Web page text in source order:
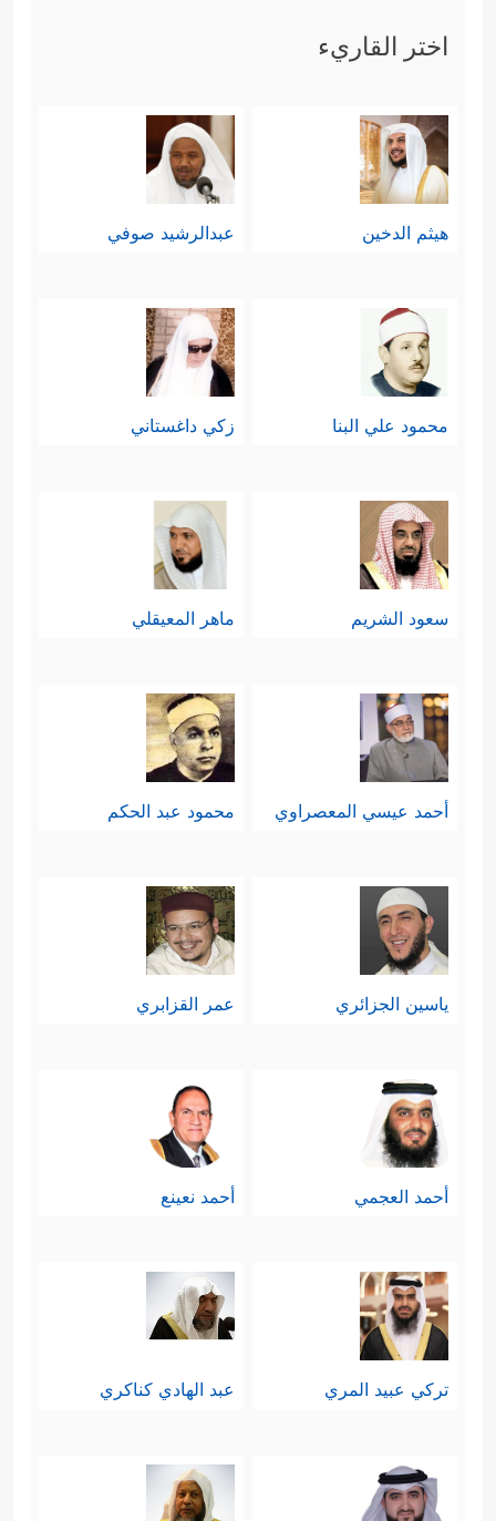
اختر القاريء
هيثم الدخين عبدالرشيد صوفي
محمود علي البنا زكي داغستاني
سعود الشريم ماهر المعيقلي
أحمد عيسي المعصراوي محمود عبد الحكم
ياسين الجزائري عمر القزابري
أحمد العجمي أحمد نعينع
تركي عبيد المري عبد الهادي كناكري